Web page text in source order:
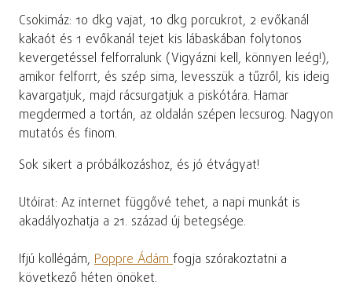
Csokimáz: 10 dkg vajat, 10 dkg porcukrot, 2 evőkanál
kakaót és 1 evőkanál tejet kis lábaskában folytonos
kevergetéssel felforralunk (Vigyázni kell, könnyen leég!),
amikor felforrt, és szép sima, levesszük a tűzről, kis ideig
kavargatjuk, majd rácsurgatjuk a piskótára. Hamar
megdermed a tortán, az oldalán szépen lecsurog. Nagyon
mutatós és finom.
Sok sikert a próbálkozáshoz, és jó étvágyat!
Utóirat: Az internet függővé tehet, a napi munkát is
akadályozhatja a 21. század új betegsége.
Ifjú kollégám, Poppre Ádámfogja szórakoztatni a
következő héten önöket.